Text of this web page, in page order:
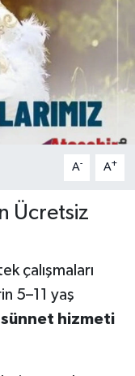
A- A+
Ücretsiz
çalışmaları
5–11 yaş
hizmeti